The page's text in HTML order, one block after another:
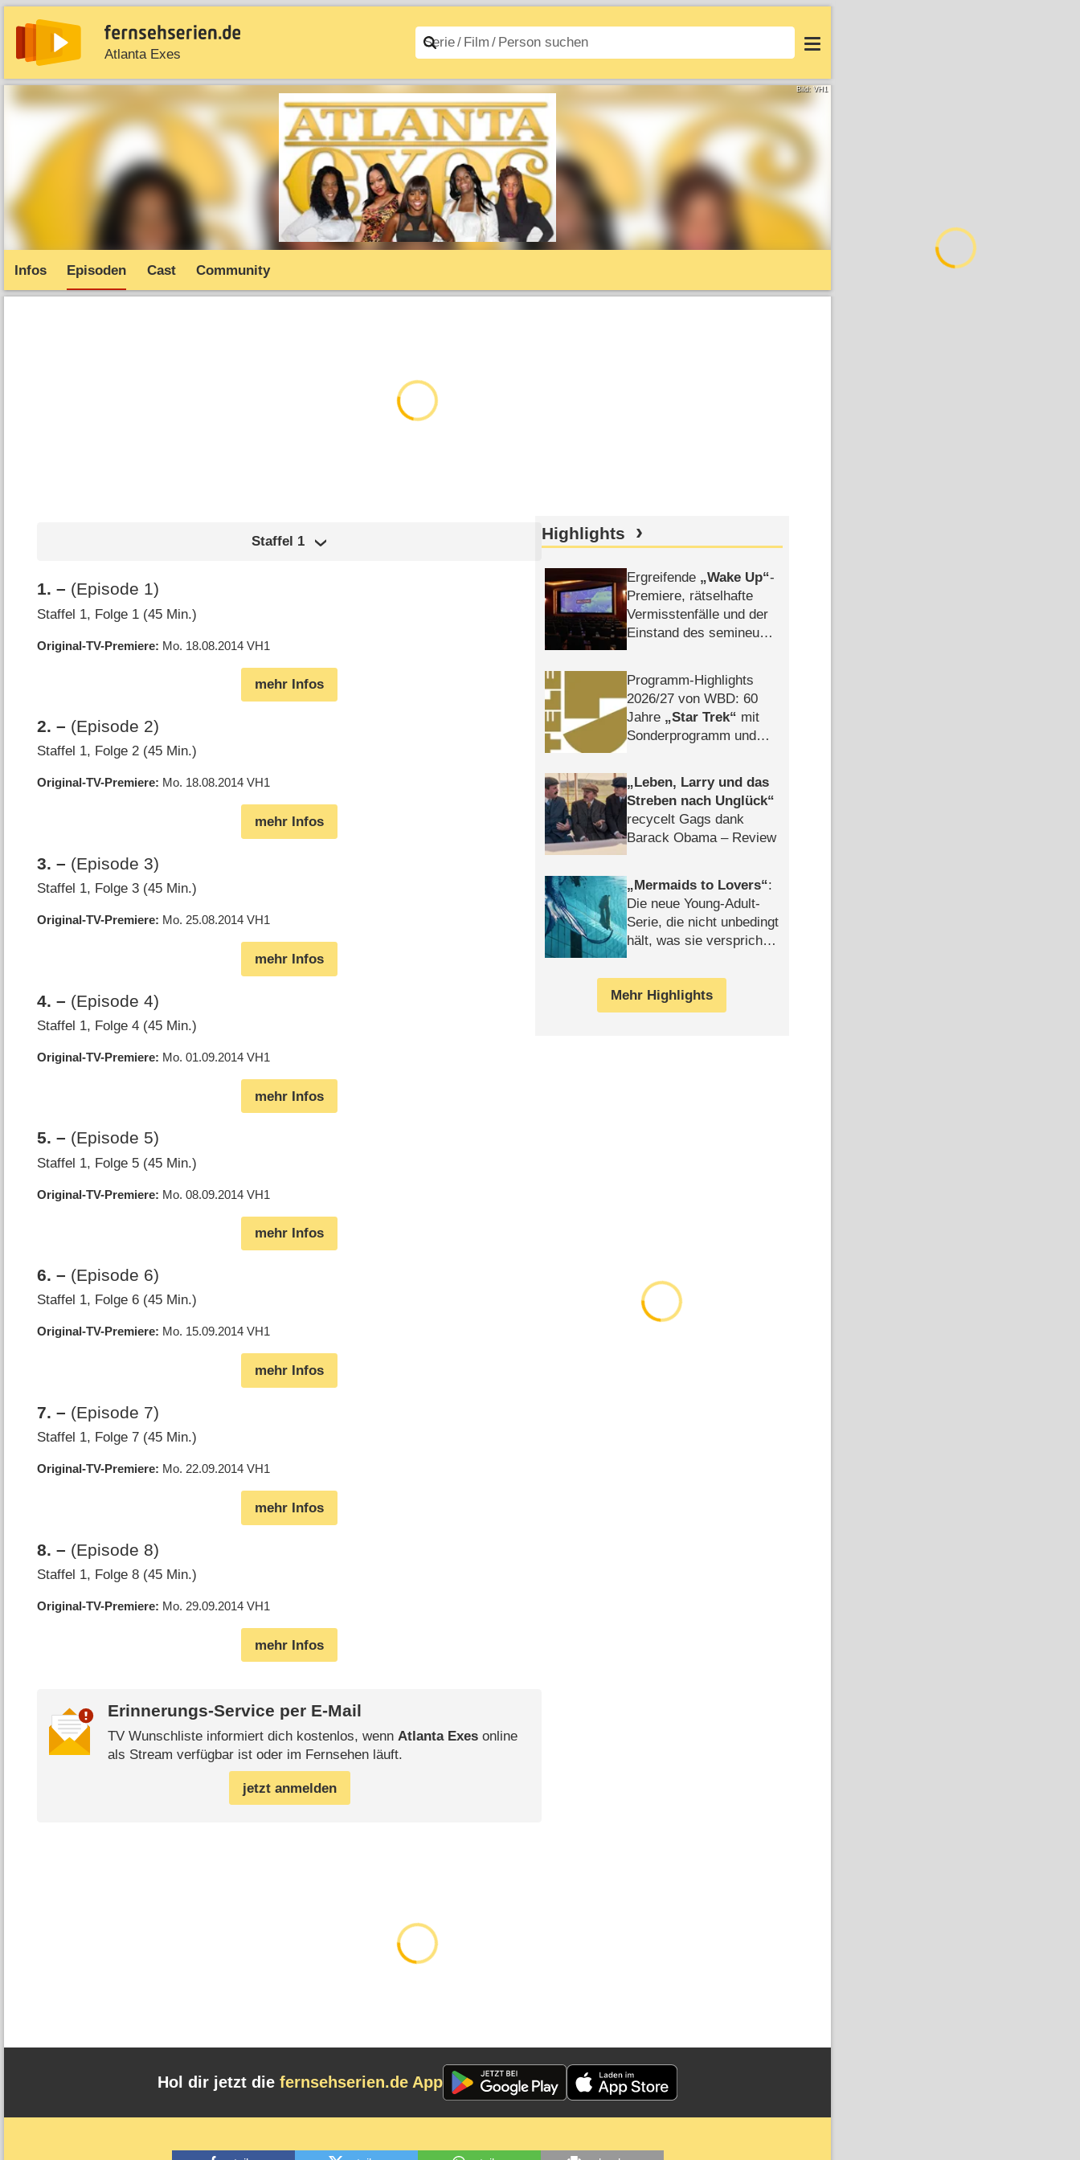
Atlanta Exes
News Entdecken Streaming Filme A–Z Login
Bild: VH1
Infos Episoden Cast Community
Staffel 1
1.– (Episode 1)
Staffel 1, Folge 1 (45 Min.)
Original-TV-Premiere Mo. 18.08.2014 VH1
mehr Infos
2.– (Episode 2)
Staffel 1, Folge 2 (45 Min.)
Original-TV-Premiere Mo. 18.08.2014 VH1
mehr Infos
3.– (Episode 3)
Staffel 1, Folge 3 (45 Min.)
Original-TV-Premiere Mo. 25.08.2014 VH1
mehr Infos
4.– (Episode 4)
Staffel 1, Folge 4 (45 Min.)
Original-TV-Premiere Mo. 01.09.2014 VH1
mehr Infos
5.– (Episode 5)
Staffel 1, Folge 5 (45 Min.)
Original-TV-Premiere Mo. 08.09.2014 VH1
mehr Infos
6.– (Episode 6)
Staffel 1, Folge 6 (45 Min.)
Original-TV-Premiere Mo. 15.09.2014 VH1
mehr Infos
7.– (Episode 7)
Staffel 1, Folge 7 (45 Min.)
Original-TV-Premiere Mo. 22.09.2014 VH1
mehr Infos
8.– (Episode 8)
Staffel 1, Folge 8 (45 Min.)
Original-TV-Premiere Mo. 29.09.2014 VH1
mehr Infos
Erinnerungs-Service per E-Mail
TV Wunschliste informiert dich kostenlos, wenn Atlanta Exesonline
als Stream verfügbar ist oder im Fernsehen läuft.
jetzt anmelden
Highlights
Ergreifende Wake Up -
Premiere, rätselhafte
Vermisstenfälle und der
Einstand des semineuen
Programm-Highlights
2026/​27 von WBD: 60
Jahre
Star Trek
mit
Sonderprogramm und
Leben, Larry und das
Streben nach Unglück
recycelt Gags dank
Barack Obama – Review
Mermaids to Lovers :
Die neue Young-Adult-
Serie, die nicht unbedingt
hält, was sie verspricht –
Mehr Highlights
Hol dir jetzt die fernsehserien.de App